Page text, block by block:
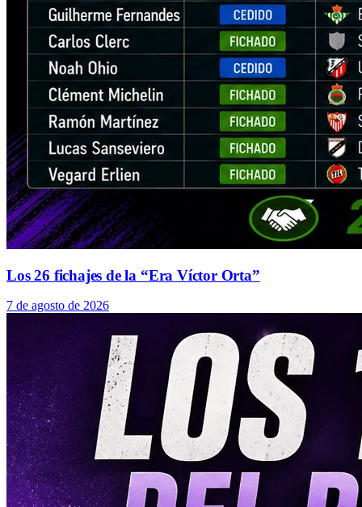
Los 26 fichajes de la “Era Víctor Orta”
7 de agosto de 2026